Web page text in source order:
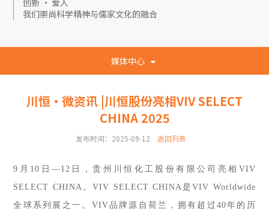
创新 · 爱人
我们崇尚科学精神与儒家文化的融合
媒体中心
川恒·微资讯 |川恒股份亮相VIV SELECT
CHINA 2025
发布时间：2025-09-12 返回列表
9月10日—12日，贵州川恒化工股份有限公司亮相VIV
SELECT CHINA。VIV SELECT CHINA是VIV Worldwide
全球系列展之一。VIV品牌源自荷兰，拥有超过40年的历